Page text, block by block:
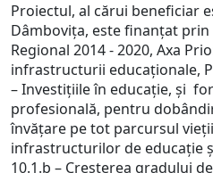
Proiectul, al cărui beneficiar
Dâmbovița, este finanțat
Regional 2014 - 2020, Axa
infrastructurii educaționale,
– Investițiile în educație, și
profesională, pentru
învățare pe tot parcursul
infrastructurilor de educație
10.1.b – Creșterea gradului